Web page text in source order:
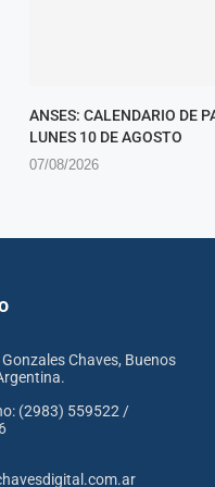
ANSES: CALENDARIO DE
LUNES 10 DE AGOSTO
07/08/2026
Chaves, Buenos
(2983) 559522 /